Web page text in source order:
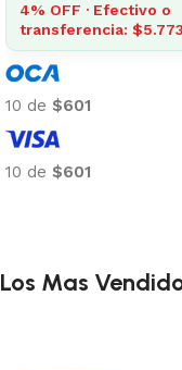
4% OFF · Efectivo o
transferencia: $5.773
10 de $601
10 de $601
Los Mas